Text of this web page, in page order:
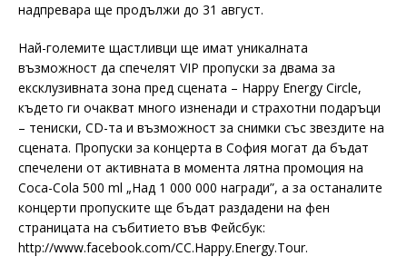
надпревара ще продължи до 31 август.
Най-големите щастливци ще имат уникалната
възможност да спечелят VIP пропуски за двама за
ексклузивната зона пред сцената – Happy Energy Circle,
където ги очакват много изненади и страхотни подаръци
– тениски, CD-та и възможност за снимки със звездите на
сцената. Пропуски за концерта в София могат да бъдат
спечелени от активната в момента лятна промоция на
Coca-Cola 500 ml „Над 1 000 000 награди”, а за останалите
концерти пропуските ще бъдат раздадени на фен
страницата на събитието във Фейсбук:
http://www.facebook.com/CC.Happy.Energy.Tour.